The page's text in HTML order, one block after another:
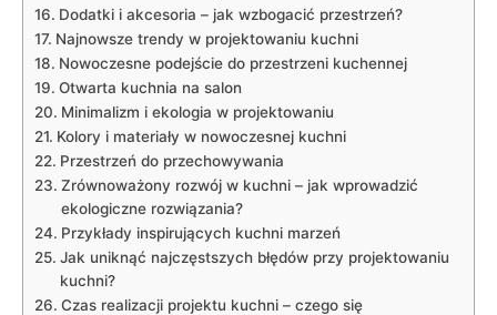
Dodatki i akcesoria⁤ – jak⁤ wzbogacić przestrzeń?
Najnowsze trendy w projektowaniu kuchni
Nowoczesne podejście do przestrzeni kuchennej
Otwarta kuchnia na salon
Minimalizm i ekologia w projektowaniu
Kolory‍ i materiały w nowoczesnej kuchni
Przestrzeń do przechowywania
Zrównoważony rozwój ‍w ⁣kuchni – jak​ wprowadzić
ekologiczne rozwiązania?
Przykłady inspirujących kuchni marzeń
Jak uniknąć najczęstszych błędów przy​ projektowaniu
kuchni?
Czas realizacji projektu kuchni – czego się